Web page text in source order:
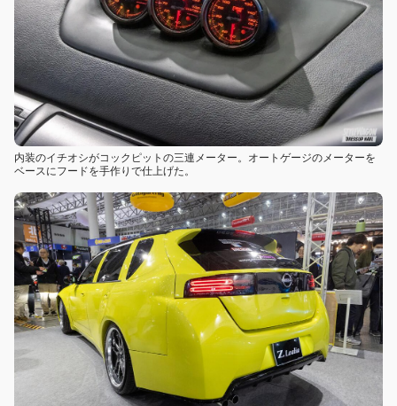
内装のイチオシがコックピットの三連メーター。オートゲージのメーターを
ベースにフードを手作りで仕上げた。